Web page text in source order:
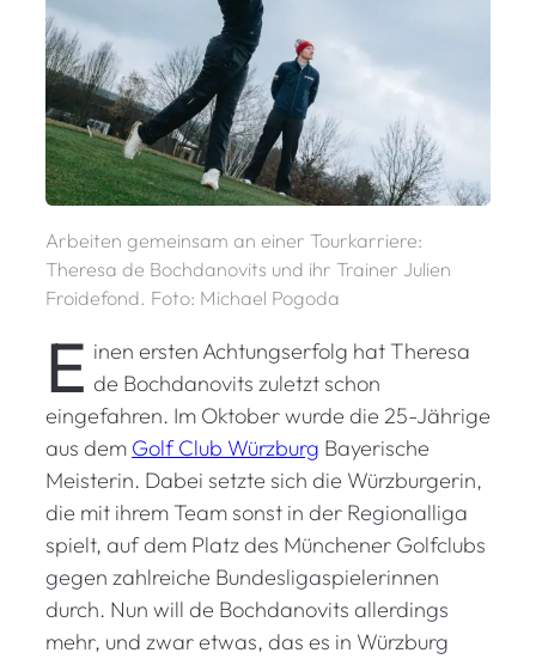
Arbeiten gemeinsam an einer Tourkarriere:
Theresa de Bochdanovits und ihr Trainer Julien
Froidefond. Foto: Michael Pogoda
E inen ersten Achtungserfolg hat Theresa
de Bochdanovits zuletzt schon
eingefahren. Im Oktober wurde die 25-Jährige
aus dem Golf Club Würzburg Bayerische
Meisterin. Dabei setzte sich die Würzburgerin,
die mit ihrem Team sonst in der Regionalliga
spielt, auf dem Platz des Münchener Golfclubs
gegen zahlreiche Bundesligaspielerinnen
durch. Nun will de Bochdanovits allerdings
mehr, und zwar etwas, das es in Würzburg